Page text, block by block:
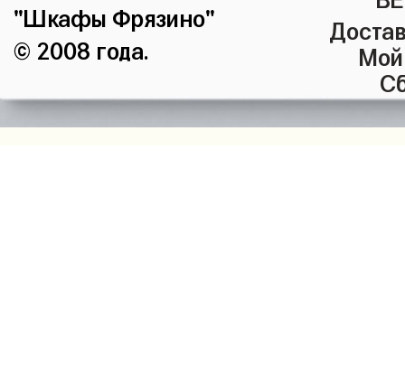
"Шкафы Фрязино"
© 2008 года.